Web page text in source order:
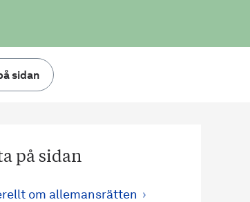
sidan
på sidan
om allemansrätten